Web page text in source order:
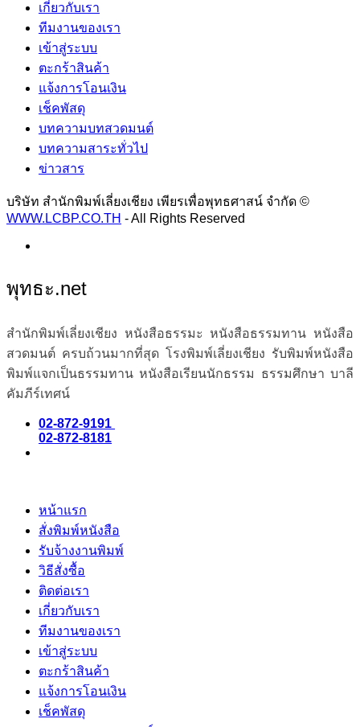
เกี่ยวกับเรา
ทีมงานของเรา
เข้าสู่ระบบ
ตะกร้าสินค้า
แจ้งการโอนเงิน
เช็คพัสดุ
บทความบทสวดมนต์
บทความสาระทั่วไป
ข่าวสาร
บริษัท สำนักพิมพ์เลี่ยงเชียง เพียรเพื่อพุทธศาสน์ จำกัด ©
WWW.LCBP.CO.TH - All Rights Reserved
พุทธะ.net
สำนักพิมพ์เลี่ยงเชียง หนังสือธรรมะ หนังสือธรรมทาน หนังสือ
สวดมนต์ ครบถ้วนมากที่สุด โรงพิมพ์เลี่ยงเชียง รับพิมพ์หนังสือ
พิมพ์แจกเป็นธรรมทาน หนังสือเรียนนักธรรม ธรรมศึกษา บาลี
คัมภีร์เทศน์
02-872-9191
02-872-8181
หน้าแรก
สั่งพิมพ์หนังสือ
รับจ้างงานพิมพ์
วิธีสั่งซื้อ
ติดต่อเรา
เกี่ยวกับเรา
ทีมงานของเรา
เข้าสู่ระบบ
ตะกร้าสินค้า
แจ้งการโอนเงิน
เช็คพัสดุ